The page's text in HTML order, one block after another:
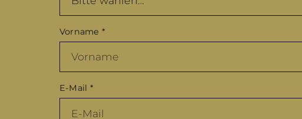
Vorname *
E-Mail *